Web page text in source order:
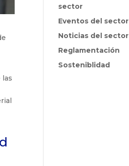
sector
Eventos del sector
Noticias del sector
Reglamentación
Sosteniblidad